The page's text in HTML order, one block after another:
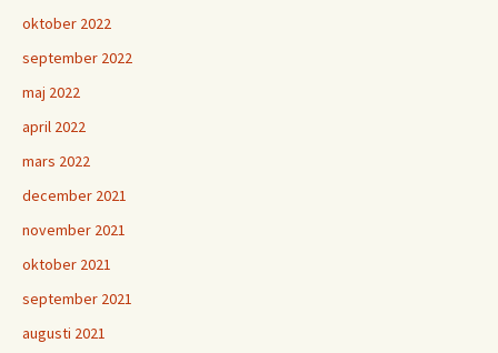
oktober 2022
september 2022
maj 2022
april 2022
mars 2022
december 2021
november 2021
oktober 2021
september 2021
augusti 2021